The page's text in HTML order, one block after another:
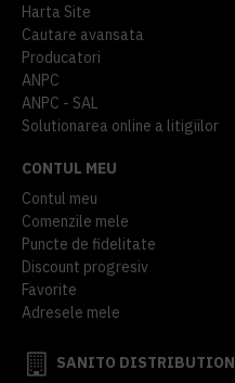
Harta Site
Cautare avansata
Producatori
ANPC
ANPC - SAL
Solutionarea online a litigiilor
CONTUL MEU
Contul meu
Comenzile mele
Puncte de fidelitate
Discount progresiv
Favorite
Adresele mele
SANITO DISTRIBUTION